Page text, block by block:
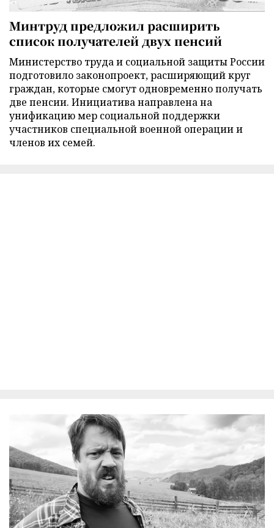
Минтруд предложил расширить
список получателей двух пенсий
Министерство труда и социальной защиты России
подготовило законопроект, расширяющий круг
граждан, которые смогут одновременно получать
две пенсии. Инициатива направлена на
унификацию мер социальной поддержки
участников специальной военной операции и
членов их семей.